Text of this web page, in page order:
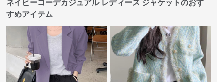
ネイビーコーデカジュアル レディース ジャケットのおす
すめアイテム